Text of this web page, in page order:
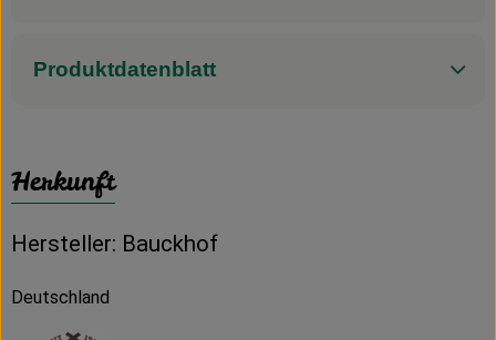
Produktdatenblatt
Herkunft
Hersteller: Bauckhof
Deutschland